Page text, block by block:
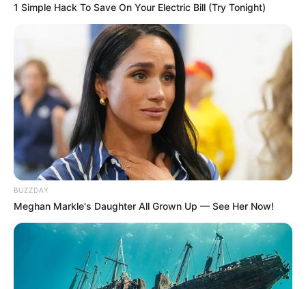
1 Simple Hack To Save On Your Electric Bill (Try Tonight)
BUZZDAY
Meghan Markle's Daughter All Grown Up — See Her Now!